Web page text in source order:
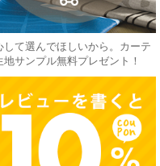
して選んでほしいから。カーテ
地サンプル無料プレゼント！